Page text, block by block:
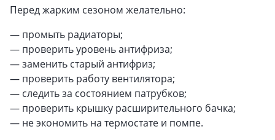
Перед жарким сезоном желательно:
— промыть радиаторы;
— проверить уровень антифриза;
— заменить старый антифриз;
— проверить работу вентилятора;
— следить за состоянием патрубков;
— проверить крышку расширительного бачка;
— не экономить на термостате и помпе.